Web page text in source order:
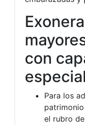
con
Para los
el rubro